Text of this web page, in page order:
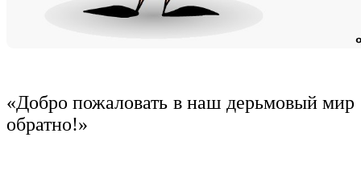
«Добро пожаловать в наш дерьмовый мир
обратно!»